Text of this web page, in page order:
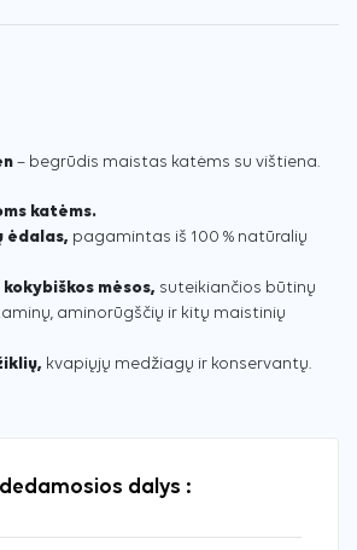
– begrūdis maistas katėms su vištiena.
katėms.
ėdalas, pagamintas iš 100 % natūralių
mėsos, suteikiančios būtinų
aminorūgščių ir kitų maistinių
kvapiųjų medžiagų ir konservantų.
dalys :